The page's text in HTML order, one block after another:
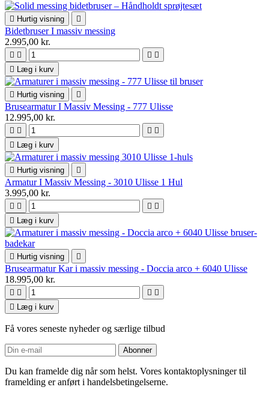
 Hurtig visning 
Bidetbruser I massiv messing
2.995,00 kr.
   
 Læg i kurv
 Hurtig visning 
Brusearmatur I Massiv Messing - 777 Ulisse
12.995,00 kr.
   
 Læg i kurv
 Hurtig visning 
Armatur I Massiv Messing - 3010 Ulisse 1 Hul
3.995,00 kr.
   
 Læg i kurv
 Hurtig visning 
Brusearmatur Kar i massiv messing - Doccia arco + 6040 Ulisse
18.995,00 kr.
   
 Læg i kurv
Få vores seneste nyheder og særlige tilbud
Du kan framelde dig når som helst. Vores kontaktoplysninger til
framelding er anført i handelsbetingelserne.